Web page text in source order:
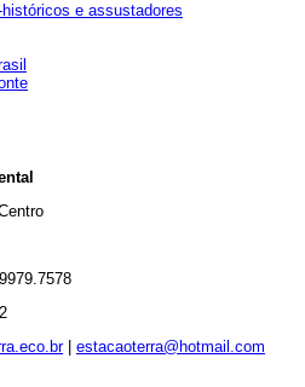
e assustadores
| estacaoterra@hotmail.com